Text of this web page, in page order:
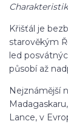
Křišťál je
starověkým
led
působí až
Nejznámější
Lance, v